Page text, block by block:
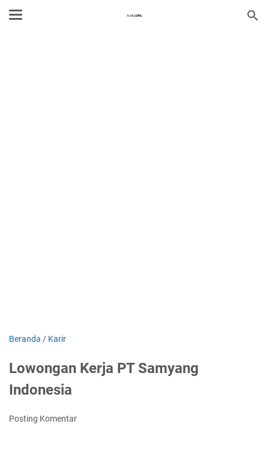
Beranda / Karir
Lowongan Kerja PT Samyang
Indonesia
Posting Komentar